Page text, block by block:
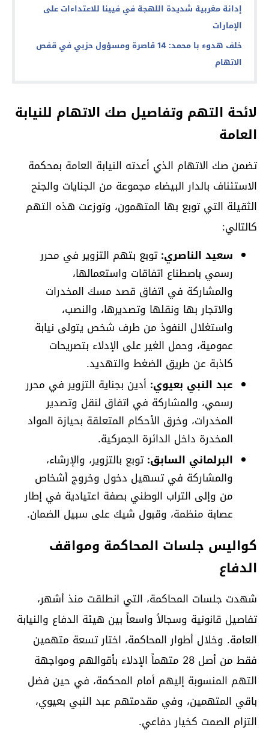
إدانة مغربية شديدة اللهجة في فيينا للاعتداءات على
الإمارات
خلف هدوء با محمد: 14 قاصرة ومسؤول حزبي في قفص
الاتهام
لائحة التهم وتفاصيل صك الاتهام للنيابة
العامة
تضمن صك الاتهام الذي أعدته النيابة العامة بمحكمة
الاستئناف بالدار البيضاء مجموعة من الجنايات والجنح
الثقيلة التي توبع بها المتهمون، وتوزعت هذه التهم
كالتالي:
سعيد الناصري:توبع بتهم التزوير في محرر
رسمي باصطناع اتفاقات واستعمالها،
والمشاركة في اتفاق قصد مسك المخدرات
والاتجار بها ونقلها وتصديرها، والنصب،
واستغلال النفوذ من طرف شخص يتولى نيابة
عمومية، وحمل الغير على الإدلاء بتصريحات
كاذبة عن طريق الضغط والتهديد.
عبد النبي بعيوي: أدين بجناية التزوير في محرر
رسمي، والمشاركة في اتفاق لنقل وتصدير
المخدرات، وخرق الأحكام المتعلقة بحيازة المواد
المخدرة داخل الدائرة الجمركية.
البرلماني السابق:توبع بالتزوير، والإرشاء،
والمشاركة في تسهيل دخول وخروج أشخاص
من وإلى التراب الوطني بصفة اعتيادية في إطار
عصابة منظمة، وقبول شيك على سبيل الضمان.
كواليس جلسات المحاكمة ومواقف
الدفاع
شهدت جلسات المحاكمة، التي انطلقت منذ أشهر،
تفاصيل قانونية وسجالاً واسعاً بين هيئة الدفاع والنيابة
العامة. وخلال أطوار المحاكمة، اختار تسعة متهمين
فقط من أصل 28 متهماً الإدلاء بأقوالهم ومواجهة
التهم المنسوبة إليهم أمام المحكمة، في حين فضل
باقي المتهمين، وفي مقدمتهم عبد النبي بعيوي،
التزام الصمت كخيار دفاعي.